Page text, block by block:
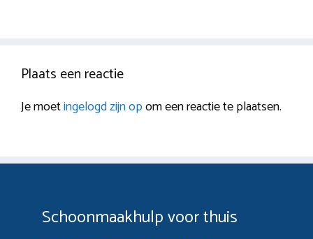
Plaats een reactie
Je moetingelogd zijn opom een reactie te plaatsen.
Schoonmaakhulp voor thuis